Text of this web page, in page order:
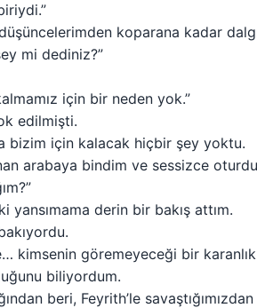
düşüncelerimden koparana kadar
mi dediniz?”
için bir neden yok.”
edilmişti.
bizim için kalacak hiçbir şey yoktu.
arabaya bindim ve sessizce
yansımama derin bir bakış attım.
kimsenin göremeyeceği bir
biliyordum.
beri, Feyrith’le